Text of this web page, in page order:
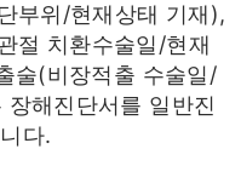
부위/현재상태 기재),
절 치환수술일/현재
술(비장적출 수술일/
해진단서를 일반진
다.